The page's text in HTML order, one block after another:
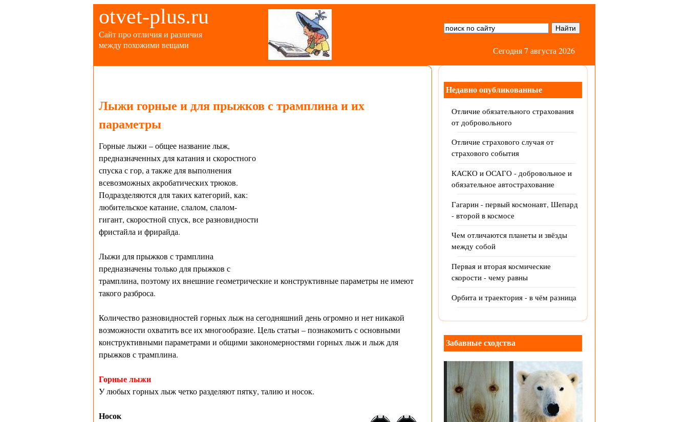
otvet-plus.ru
Сайт про отличия и различия
между похожими вещами
Сегодня 7 августа 2026
Лыжи горные и для прыжков с трамплина и их
параметры
Горные лыжи – общее название лыж,
предназначенных для катания и скоростного
спуска с гор, а также для выполнения
всевозможных акробатических трюков.
Подразделяются для таких категорий, как:
любительское катание, слалом, слалом-
гигант, скоростной спуск, все разновидности
фристайла и фрирайда.
Лыжи для прыжков с трамплина
предназначены только для прыжков с
трамплина, поэтому их внешние геометрические и конструктивные параметры не имеют
такого разброса.
Количество разновидностей горных лыж на сегодняшний день огромно и нет никакой
возможности охватить все их многообразие. Цель статьи – познакомить с основными
конструктивными параметрами и общими закономерностями горных лыж и лыж для
прыжков с трамплина.
Горные лыжи
У любых горных лыж четко разделяют пятку, талию и носок.
Носок
Недавно опубликованные
Отличие обязательного страхования
от добровольного
Отличие страхового случая от
страхового события
КАСКО и ОСАГО - добровольное и
обязательное автострахование
Гагарин - первый космонавт, Шепард
- второй в космосе
Чем отличаются планеты и звёзды
между собой
Первая и вторая космические
скорости - чему равны
Орбита и траектория - в чём разница
Забавные сходства